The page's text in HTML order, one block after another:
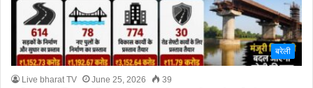
बरेली
Live bharat TV June 25, 2026 39